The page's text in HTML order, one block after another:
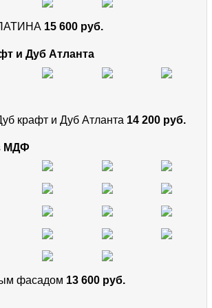
15 600 руб.
и Дуб Атланта
крафт и Дуб Атланта 14 200 руб.
МДФ
фасадом 13 600 руб.